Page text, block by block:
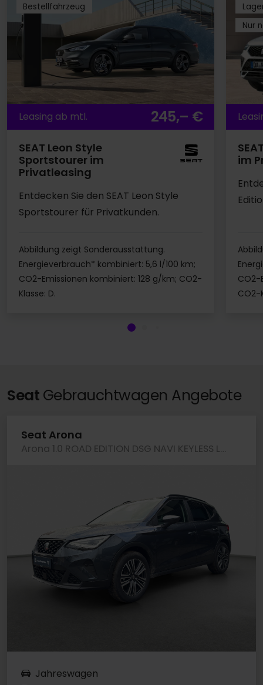
Bestellfahrzeug
Leasing ab mtl. 245,– €
SEAT Leon Style
Sportstourer im
Privatleasing
Entdecken Sie den SEAT Leon Style
Sportstourer für Privatkunden.
Abbildung zeigt Sonderausstattung.
Energieverbrauch* kombiniert: 5,6 l/100 km;
CO2-Emissionen kombiniert: 128 g/km; CO2-
Klasse: D.
Nur
im
CO2-
CO2-
Seat Gebrauchtwagen Angebote
Seat Arona
Arona 1.0 ROAD EDITION DSG NAVI KEYLESS LM17
Jahreswagen